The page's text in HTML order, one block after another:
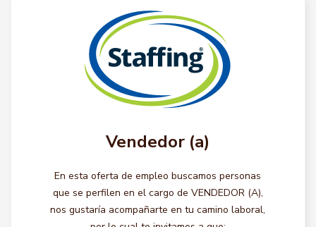
Vendedor (a)
En esta oferta de empleo buscamos personas
que se perfilen en el cargo de VENDEDOR (A),
nos gustaría acompañarte en tu camino laboral,